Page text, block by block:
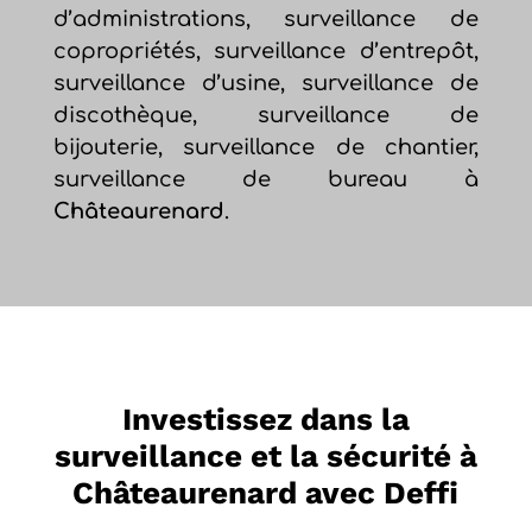
d’administrations, surveillance de
copropriétés, surveillance d’entrepôt,
surveillance d’usine, surveillance de
discothèque, surveillance de
bijouterie, surveillance de chantier,
surveillance de bureau à
Châteaurenard.
Investissez dans la
surveillance et la sécurité à
Châteaurenard avec Deffi